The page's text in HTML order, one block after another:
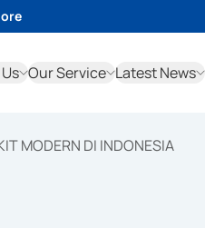
Our Service Latest News
MODERN DI INDONESIA